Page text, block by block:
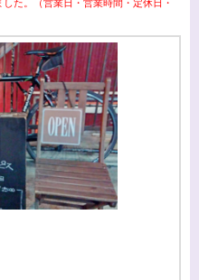
た。（営業日・営業時間・定休日・